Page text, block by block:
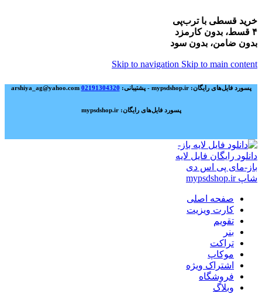
خرید قسطی با ترب‌پی
۴ قسط، بدون کارمزد
بدون ضامن، بدون سود
Skip to navigation Skip to main content
پسورد فایل‌های رایگان: mypsdshop.ir - پشتیبانی: arshiya_ag@yahoo.com 02191304320
پسورد فایل‌های رایگان: mypsdshop.ir
صفحه اصلی
کارت ویزیت
تقویم
بنر
تراکت
موکاپ
اشتراک ویژه
فروشگاه
وبلاگ